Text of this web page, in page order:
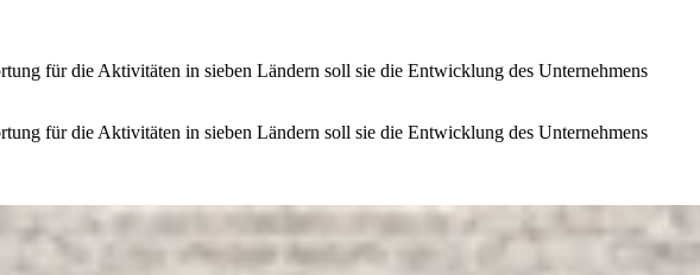
für die Aktivitäten in sieben Ländern soll sie die Entwicklung des Unternehmens
für die Aktivitäten in sieben Ländern soll sie die Entwicklung des Unternehmens